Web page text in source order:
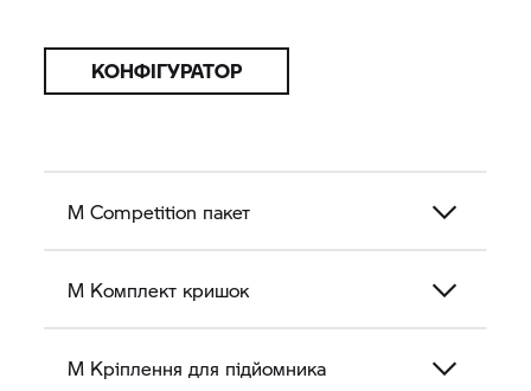
КОНФІГУРАТОР
M Competition пакет
M Комплект кришок
M Кріплення для підйомника